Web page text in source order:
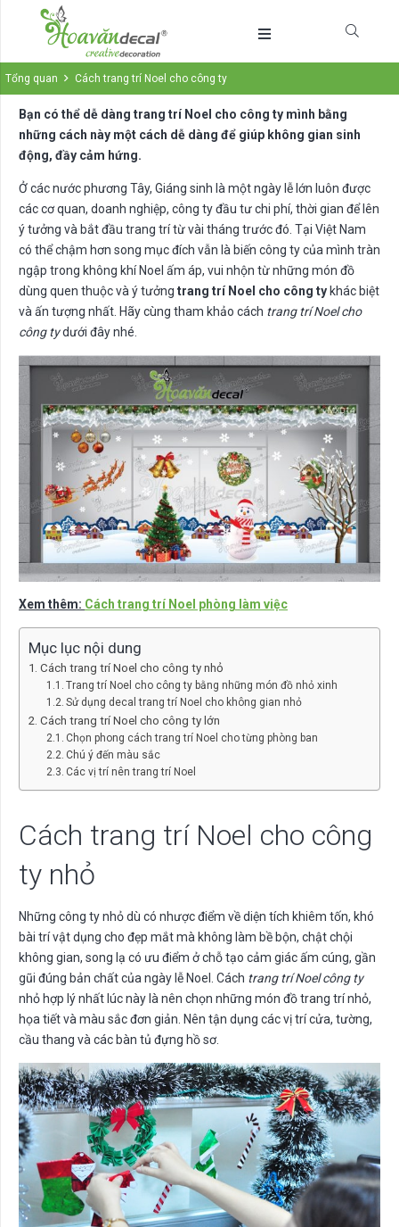
Tổng quan Cách trang trí Noel cho công ty
Bạn có thể dễ dàng trang trí Noel cho công ty mình bằng
những cách này một cách dễ dàng để giúp không gian sinh
động, đầy cảm hứng.
Ở các nước phương Tây, Giáng sinh là một ngày lễ lớn luôn được
các cơ quan, doanh nghiệp, công ty đầu tư chi phí, thời gian để lên
ý tưởng và bắt đầu trang trí từ vài tháng trước đó. Tại Việt Nam
có thể chậm hơn song mục đích vẫn là biến công ty của mình tràn
ngập trong không khí Noel ấm áp, vui nhộn từ những món đồ
dùng quen thuộc và ý tưởng trang trí Noel cho công ty khác biệt
và ấn tượng nhất. Hãy cùng tham khảo cách trang trí Noel cho
công tydưới đây nhé.
Xem thêm: Cách trang trí Noel phòng làm việc
Mục lục nội dung
Cách trang trí Noel cho công ty nhỏ
Trang trí Noel cho công ty bằng những món đồ nhỏ xinh
Sử dụng decal trang trí Noel cho không gian nhỏ
Cách trang trí Noel cho công ty lớn
Chọn phong cách trang trí Noel cho từng phòng ban
Chú ý đến màu sắc
Các vị trí nên trang trí Noel
Cách trang trí Noel cho công
ty nhỏ
Những công ty nhỏ dù có nhược điểm về diện tích khiêm tốn, khó
bài trí vật dụng cho đẹp mắt mà không làm bề bộn, chật chội
không gian, song lạ có ưu điểm ở chỗ tạo cảm giác ấm cúng, gần
gũi đúng bản chất của ngày lễ Noel. Cách trang trí Noel công ty
nhỏ hợp lý nhất lúc này là nên chọn những món đồ trang trí nhỏ,
họa tiết và màu sắc đơn giản. Nên tận dụng các vị trí cửa, tường,
cầu thang và các bàn tủ đựng hồ sơ.